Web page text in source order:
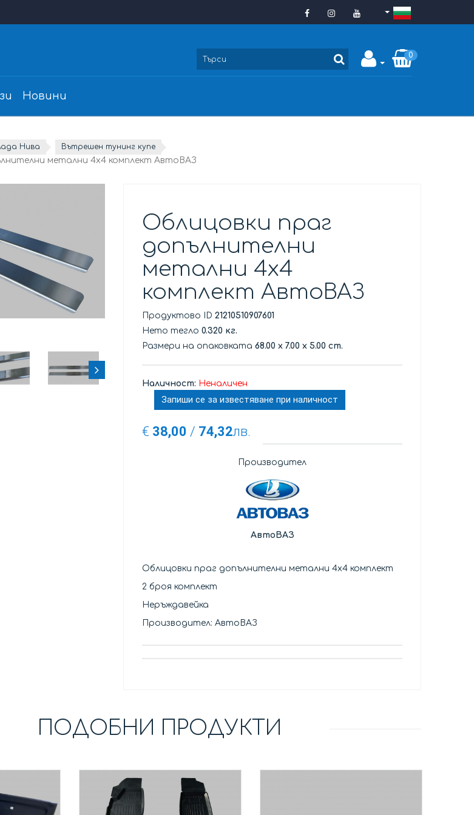
0
Новини
Нива Вътрешен тунинг купе
метални 4х4 комплект АвтоВАЗ
Облицовки праг
допълнителни
метални 4х4
комплект АвтоВАЗ
Продуктово ID21210510907601
Нето тегло0.320 кг.
Размери на опаковката68.00x 7.00x 5.00 cm.
Наличност: Неналичен
Запиши се за известяване при наличност
€ 38,00 / 74,32лв.
Производител
АвтоВАЗ
Облицовки праг допълнителни метални 4х4 комплект
2 броя комплект
Неръждавейка
Производител: АвтоВАЗ
ПОДОБНИ ПРОДУКТИ